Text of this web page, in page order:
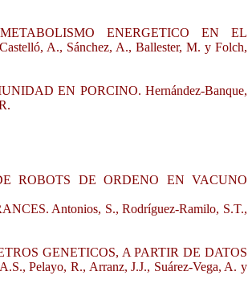
ENERGETICO EN EL
A., Sánchez, A., Ballester, M. y Folch,
EN PORCINO. Hernández-Banque,
ROBOTS DE ORDENO EN VACUNO
Antonios, S., Rodríguez-Ramilo, S.T.,
GENETICOS, A PARTIR DE DATOS
Pelayo, R., Arranz, J.J., Suárez-Vega, A. y